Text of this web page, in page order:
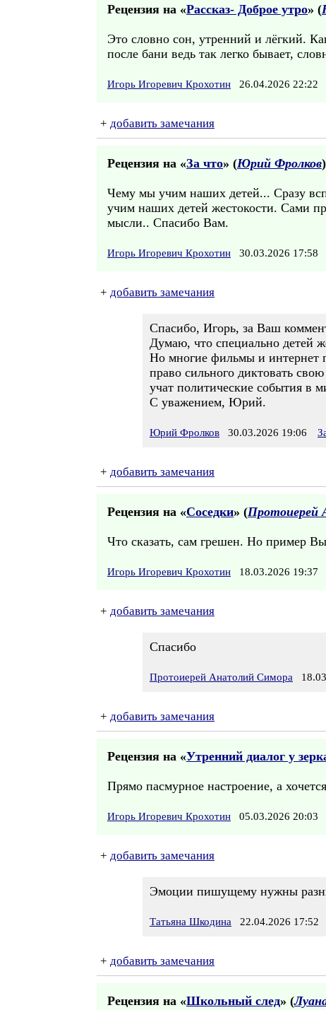
Рецензия на «Рассказ- Доброе утро» (
Это словно сон, утренний и лёгкий.
после бани ведь так легко бывает,
Игорь Игоревич Крохотин 26.04.2026 22:22
+ добавить замечания
Рецензия на «За что» (Юрий Фролков)
Чему мы учим наших детей... Сразу
учим наших детей жестокости. Сами
мысли.. Спасибо Вам.
Игорь Игоревич Крохотин 30.03.2026 17:58
+ добавить замечания
Спасибо, Игорь, за Ваш
Думаю, что специально детей
Но многие фильмы и интернет
право сильного диктовать
учат политические события
С уважением, Юрий.
Юрий Фролков 30.03.2026 19:06
+ добавить замечания
Рецензия на «Соседки» (Протоиерей
Что сказать, сам грешен. Но пример
Игорь Игоревич Крохотин 18.03.2026 19:37
+ добавить замечания
Спасибо
Протоиерей Анатолий Симора
+ добавить замечания
Рецензия на «Утренний диалог у
Прямо пасмурное настроение, а
Игорь Игоревич Крохотин 05.03.2026 20:03
+ добавить замечания
Эмоции пишущему нужны
Татьяна Шкодина 22.04.2026 17:52
+ добавить замечания
Рецензия на «Школьный след» (